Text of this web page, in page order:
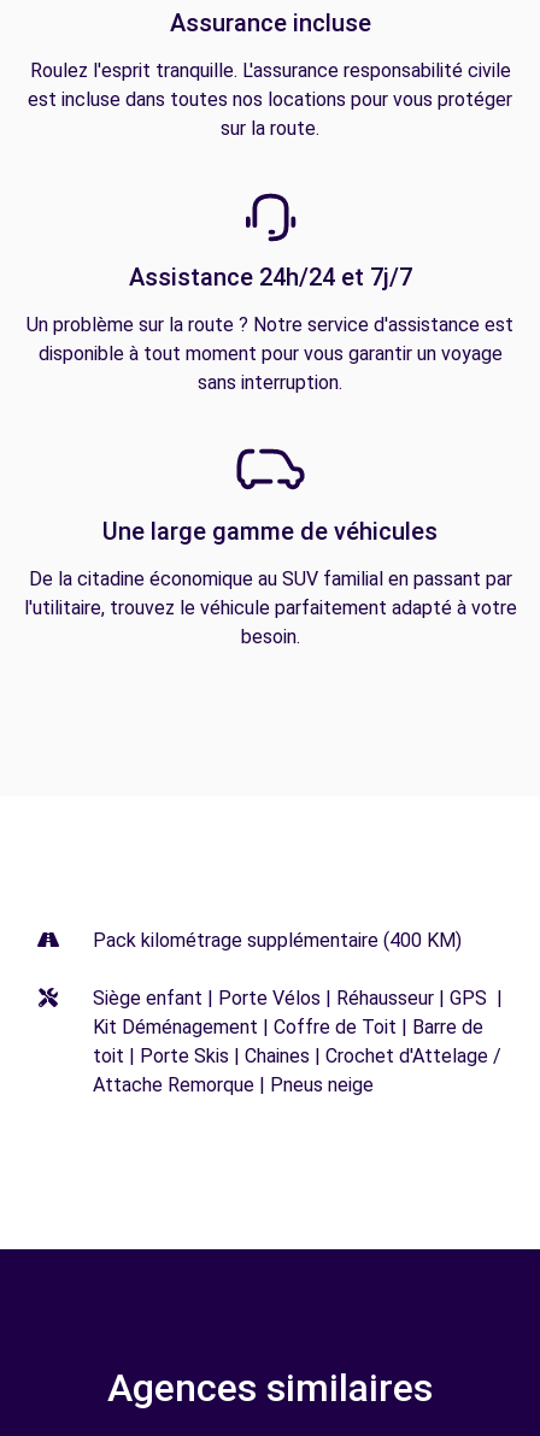
Assurance incluse
Roulez l'esprit tranquille. L'assurance responsabilité civile
est incluse dans toutes nos locations pour vous protéger
sur la route.
Assistance 24h/24 et 7j/7
Un problème sur la route ? Notre service d'assistance est
disponible à tout moment pour vous garantir un voyage
sans interruption.
Une large gamme de véhicules
De la citadine économique au SUV familial en passant par
l'utilitaire, trouvez le véhicule parfaitement adapté à votre
besoin.
Pack kilométrage supplémentaire (400 KM)
Siège enfant | Porte Vélos | Réhausseur | GPS |
Kit Déménagement | Coffre de Toit | Barre de
toit | Porte Skis | Chaines | Crochet d'Attelage /
Attache Remorque | Pneus neige
Agences similaires